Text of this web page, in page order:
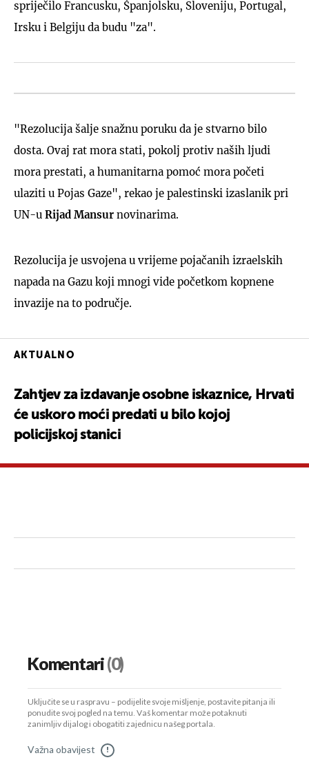
spriječilo Francusku, Španjolsku, Sloveniju, Portugal,
Irsku i Belgiju da budu "za".
"Rezolucija šalje snažnu poruku da je stvarno bilo
dosta. Ovaj rat mora stati, pokolj protiv naših ljudi
mora prestati, a humanitarna pomoć mora početi
ulaziti u Pojas Gaze", rekao je palestinski izaslanik pri
UN-u Rijad Mansur novinarima.
Rezolucija je usvojena u vrijeme pojačanih izraelskih
napada na Gazu koji mnogi vide početkom kopnene
invazije na to područje.
AKTUALNO
Zahtjev za izdavanje osobne iskaznice, Hrvati
će uskoro moći predati u bilo kojoj
policijskoj stanici
Komentari(0)
Uključite se u raspravu – podijelite svoje mišljenje, postavite pitanja ili
ponudite svoj pogled na temu. Vaš komentar može potaknuti
zanimljiv dijalog i obogatiti zajednicu našeg portala.
Važna obavijest !